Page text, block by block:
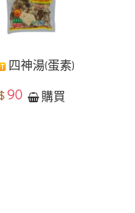
四神湯(蛋素)
90 購買